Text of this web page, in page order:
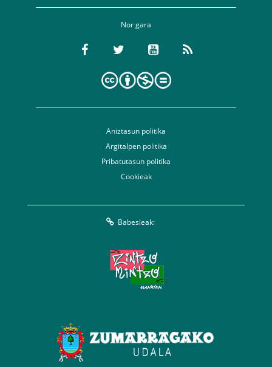
Nor gara
Aniztasun politika
Argitalpen politika
Pribatutasun politika
Cookieak
Babesleak: